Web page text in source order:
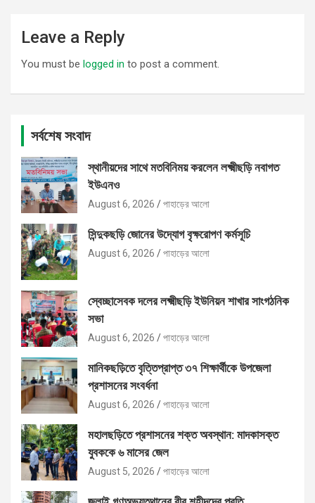
Leave a Reply
You must be logged in to post a comment.
সর্বশেষ সংবাদ
স্থানীয়দের সাথে মতবিনিময় করলেন লক্ষ্মীছড়ি নবাগত
ইউএনও
August 6, 2026 পাহাড়ের আলো
সিন্দুকছড়ি জোনের উদ্যোগ বৃক্ষরোপণ কর্মসূচি
August 6, 2026 পাহাড়ের আলো
স্বেচ্ছাসেবক দলের লক্ষ্মীছড়ি ইউনিয়ন শাখার সাংগঠনিক
সভা
August 6, 2026 পাহাড়ের আলো
মানিকছড়িতে বৃত্তিপ্রাপ্ত ৩৭ শিক্ষার্থীকে উপজেলা
প্রশাসনের সংবর্ধনা
August 6, 2026 পাহাড়ের আলো
মহালছড়িতে প্রশাসনের শক্ত অবস্থান: মাদকাসক্ত
যুবককে ৬ মাসের জেল
August 5, 2026 পাহাড়ের আলো